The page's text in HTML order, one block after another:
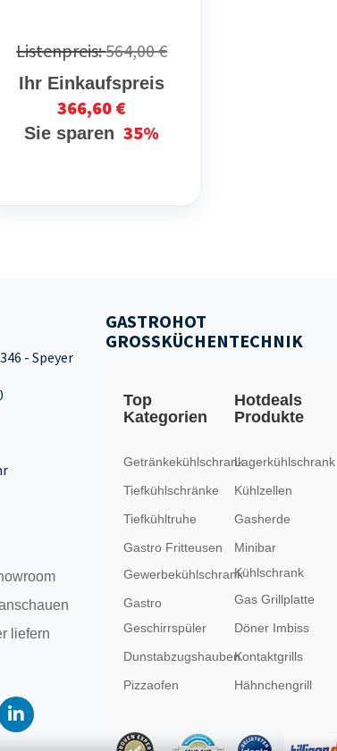
Listenpreis:564,00 €
Ihr Einkaufspreis
366,60 €
Sie sparen 35%
- Speyer
liefern
GASTROHOT
GROSSKÜCHENTECHNIK
Top
Kategorien
Getränkekühlschrank
Tiefkühlschränke
Tiefkühltruhe
Gastro Fritteusen
Gewerbekühlschrank
Gastro
Geschirrspüler
Dunstabzugshauben
Pizzaofen
Hotdeals
Produkte
Lagerkühlschrank
Kühlzellen
Gasherde
Minibar
Kühlschrank
Gas Grillplatte
Döner Imbiss
Kontaktgrills
Hähnchengrill